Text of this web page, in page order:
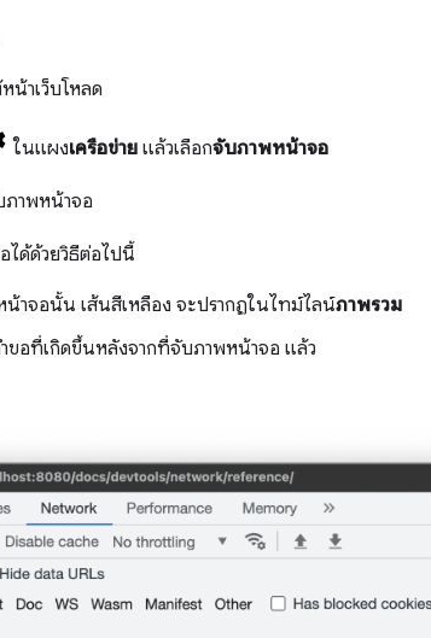
น้าเว็บโหลด
ในแผงเครือข่าย แล้วเลือกจับภาพหน้าจอ
าพหน้าจอ
ด้ด้วยวิธีต่อไปนี้
าจอนั้น เส้นสีเหลือง จะปรากฏในไทม์ไลน์ภาพรวม
ขอที่เกิดขึ้นหลังจากที่จับภาพหน้าจอ แล้ว